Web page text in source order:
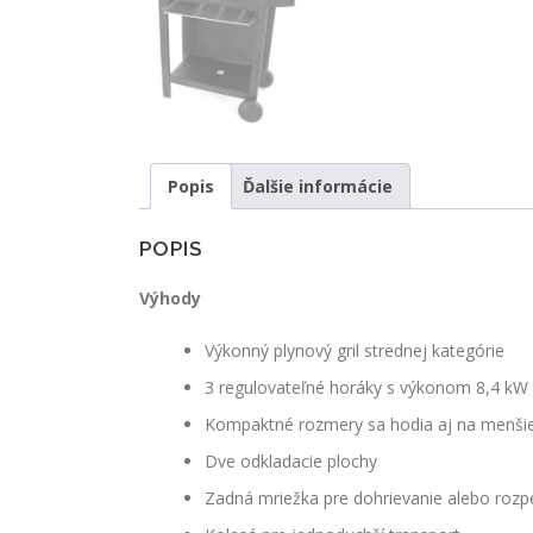
Popis Ďalšie informácie
POPIS
Výhody
Výkonný plynový gril strednej kategórie
3 regulovateľné horáky s výkonom 8,4 kW
Kompaktné rozmery sa hodia aj na
Dve odkladacie plochy
Zadná mriežka pre dohrievanie alebo